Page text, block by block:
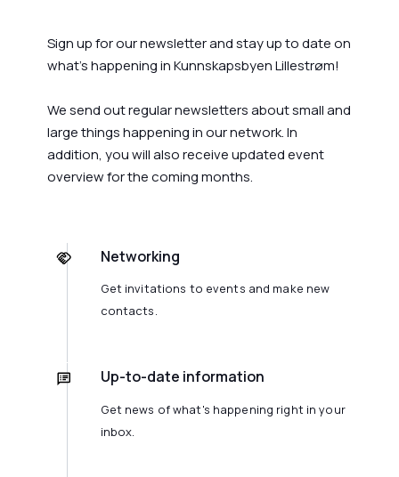
Sign up for our newsletter and stay up to date on
what's happening in Kunnskapsbyen Lillestrøm!
We send out regular newsletters about small and
large things happening in our network. In
addition, you will also receive updated event
overview for the coming months.
Networking
Get invitations to events and make new
contacts.
Up-to-date information
Get news of what's happening right in your
inbox.